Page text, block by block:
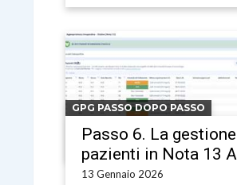
GPG PASSO DOPO PASSO
Passo 6. La
pazienti in Nota 13
13 Gennaio 2026